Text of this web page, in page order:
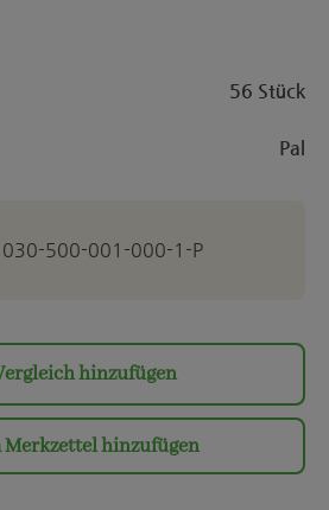
56 Stück
Pal
030-500-001-000-1-P
hinzufügen
Merkzettel hinzufügen